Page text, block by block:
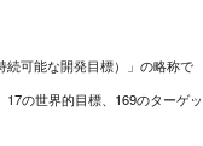
続可能な開発目標）」の略称で
の世界的目標、169のターゲッ